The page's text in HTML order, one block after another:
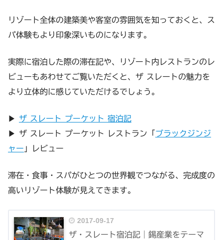
リゾート全体の建築美や客室の雰囲気を知っておくと、ス
パ体験もより印象深いものになります。
実際に宿泊した際の滞在記や、リゾート内レストランのレ
ビューもあわせてご覧いただくと、ザ スレートの魅力を
より立体的に感じていただけるでしょう。
▶ ザ スレート プーケット 宿泊記
▶ ザ スレート プーケット レストラン「 ブラックジンジ
ャー 」レビュー
滞在・食事・スパがひとつの世界観でつながる、完成度の
高いリゾート体験が見えてきます。
2017-09-17
ザ・スレート宿泊記｜錫産業をテーマ